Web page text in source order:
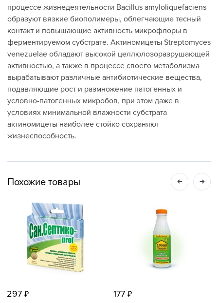
процессе жизнедеятельности Bacillus amyloliquefaciens
образуют вязкие биополимеры, облегчающие тесный
контакт и повышающие активность микрофлоры в
ферментируемом субстрате. Актиномицеты Streptomyces
venezuelae обладают высокой целлюлозоразрушающей
активностью, а также в процессе своего метаболизма
вырабатывают различные антибиотические вещества,
подавляющие рост и размножение патогенных и
условно-патогенных микробов, при этом даже в
условиях минимальной влажности субстрата
актиномицеты наиболее стойко сохраняют
жизнеспособность.
Похожие товары
297 177